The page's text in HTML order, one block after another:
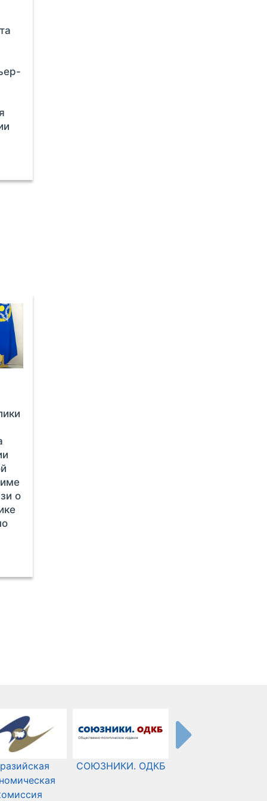
о
СОЮЗНИКИ. ОДКБ